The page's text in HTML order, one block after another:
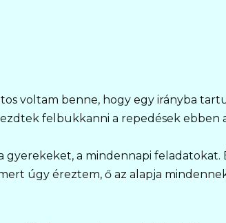
voltam benne, hogy egy irányba
felbukkanni a repedések ebben
gyerekeket, a mindennapi feladatokat.
úgy éreztem, ő az alapja